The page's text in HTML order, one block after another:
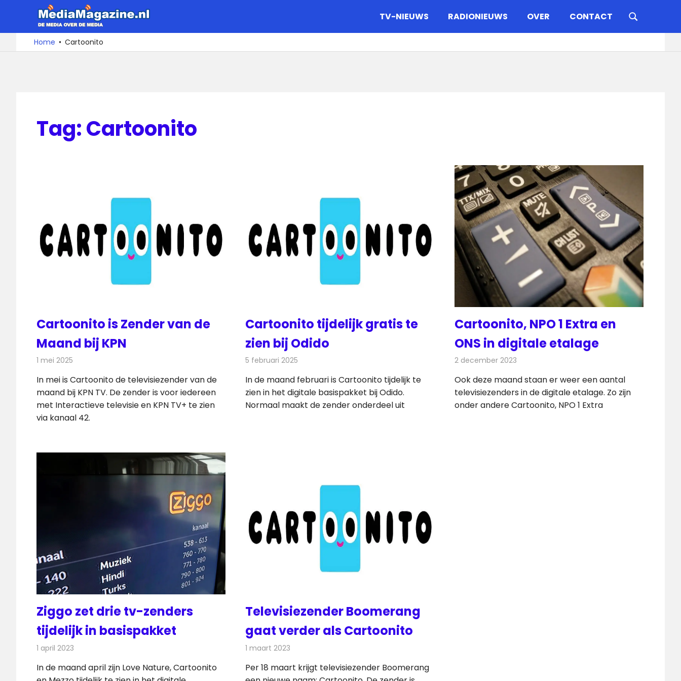
de
De
media
over
TV-NIEUWS RADIONIEUWS OVER CONTACT
Home Cartoonito
Tag:Cartoonito
Cartoonito is Zender van de
Maand bij KPN
1 mei 2025
In mei is Cartoonito de televisiezender van de
maand bij KPN TV. De zender is voor iedereen
met Interactieve televisie en KPN TV+ te zien
via kanaal 42.
Cartoonito tijdelijk gratis te
zien bij Odido
5 februari 2025
In de maand februari is Cartoonito tijdelijk te
zien in het digitale basispakket bij Odido.
Normaal maakt de zender onderdeel uit
Cartoonito, NPO 1 Extra en
ONS in digitale etalage
2 december 2023
Ook deze maand staan er weer een aantal
televisiezenders in de digitale etalage. Zo zijn
onder andere Cartoonito, NPO 1 Extra
Ziggo zet drie tv-zenders
tijdelijk in basispakket
1 april 2023
In de maand april zijn Love Nature, Cartoonito
Televisiezender Boomerang
gaat verder als Cartoonito
1 maart 2023
Per 18 maart krijgt televisiezender Boomerang